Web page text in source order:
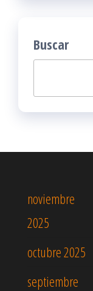
Buscar
noviembre
2025
octubre 2025
septiembre